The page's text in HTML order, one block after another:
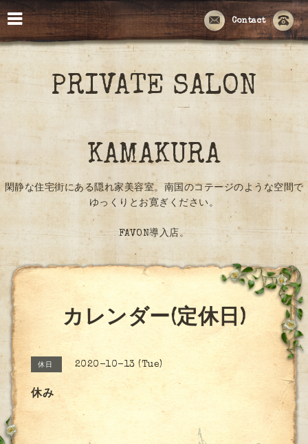
Contact
PRIVATE SALON
KAMAKURA
閑静な住宅街にある隠れ家美容室。南国のコテージのような空間で
ゆっくりとお寛ぎください。
FAVON導入店。
カレンダー(定休日)
休日 2020-10-13 (Tue)
休み